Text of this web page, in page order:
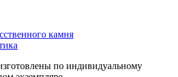
камня
по индивидуальному